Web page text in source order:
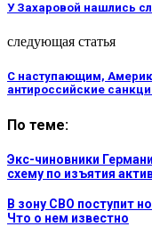
У Захаровой нашлись
следующая статья
С наступающим,
антироссийские
По теме:
Экс-чиновники
схему по изъятия
В зону СВО поступит
Что о нем известно